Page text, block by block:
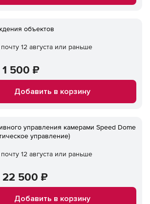
объектов
12 августа или раньше
1 500 ₽
Добавить в корзину
управления камерами Speed Dome
управление)
12 августа или раньше
22 500 ₽
Добавить в корзину